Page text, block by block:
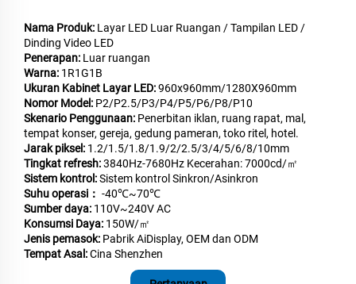
Nama Produk: Layar LED Luar Ruangan / Tampilan LED /
Dinding Video LED
Penerapan: Luar ruangan
Warna: 1R1G1B
Ukuran Kabinet Layar LED:960x960mm/1280X960mm
Nomor Model: P2/P2.5/P3/P4/P5/P6/P8/P10
Skenario Penggunaan: Penerbitan iklan, ruang rapat, mal,
tempat konser, gereja, gedung pameran, toko ritel, hotel.
Jarak piksel: 1.2/1.5/1.8/1.9/2/2.5/3/4/5/6/8/10mm
Tingkat refresh:3840Hz-7680Hz Kecerahan: 7000cd/㎡
Sistem kontrol:Sistem kontrol Sinkron/Asinkron
Suhu operasi： -40℃~70℃
Sumber daya: 110V~240V AC
Konsumsi Daya: 150W/㎡
Jenis pemasok: Pabrik AiDisplay, OEM dan ODM
Tempat Asal:Cina Shenzhen